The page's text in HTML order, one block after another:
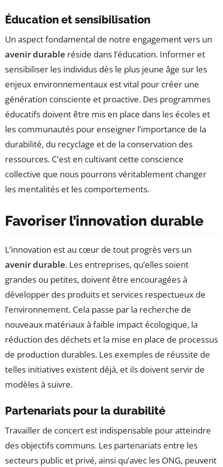
Éducation et sensibilisation
Un aspect fondamental de notre engagement vers un
avenir durable réside dans l’éducation. Informer et
sensibiliser les individus dès le plus jeune âge sur les
enjeux environnementaux est vital pour créer une
génération consciente et proactive. Des programmes
éducatifs doivent être mis en place dans les écoles et
les communautés pour enseigner l’importance de la
durabilité, du recyclage et de la conservation des
ressources. C’est en cultivant cette conscience
collective que nous pourrons véritablement changer
les mentalités et les comportements.
Favoriser l’innovation durable
L’innovation est au cœur de tout progrès vers un
avenir durable. Les entreprises, qu’elles soient
grandes ou petites, doivent être encouragées à
développer des produits et services respectueux de
l’environnement. Cela passe par la recherche de
nouveaux matériaux à faible impact écologique, la
réduction des déchets et la mise en place de processus
de production durables. Les exemples de réussite de
telles initiatives existent déjà, et ils doivent servir de
modèles à suivre.
Partenariats pour la durabilité
Travailler de concert est indispensable pour atteindre
des objectifs communs. Les partenariats entre les
secteurs public et privé, ainsi qu’avec les ONG, peuvent